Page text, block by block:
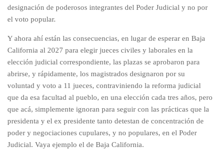
designación de poderosos integrantes del Poder Judicial y no por
el voto popular.
Y ahora ahí están las consecuencias, en lugar de esperar en Baja
California al 2027 para elegir jueces civiles y laborales en la
elección judicial correspondiente, las plazas se aprobaron para
abrirse, y rápidamente, los magistrados designaron por su
voluntad y voto a 11 jueces, contraviniendo la reforma judicial
que da esa facultad al pueblo, en una elección cada tres años, pero
que acá, simplemente ignoran para seguir con las prácticas que la
presidenta y el ex presidente tanto detestan de concentración de
poder y negociaciones cupulares, y no populares, en el Poder
Judicial. Vaya ejemplo el de Baja California.